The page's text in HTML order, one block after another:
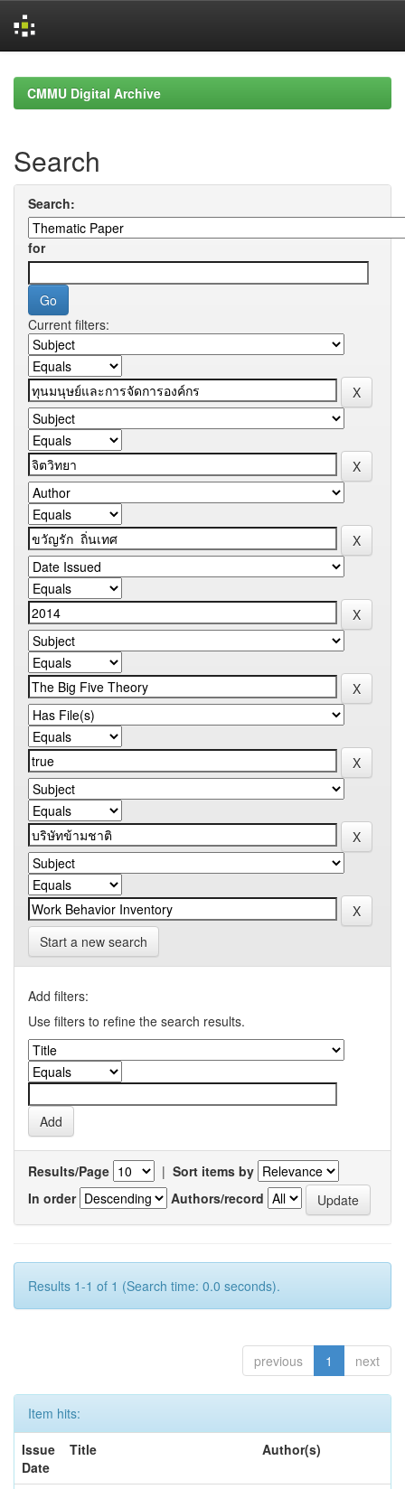
navigationCMMU Digital Archive
Search
Search:
for
Current filters:
Start a new search
Add filters:
Use filters to refine the search results.
Results/Page | Sort items by
In order
Authors/record
Results 1-1 of 1 (Search time: 0.0 seconds).
previous 1 next
Item hits:
Issue
Date
Title Author(s)